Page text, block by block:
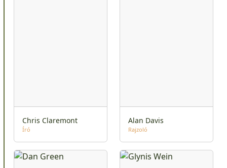
Chris Claremont
Író
Alan Davis
Rajzoló